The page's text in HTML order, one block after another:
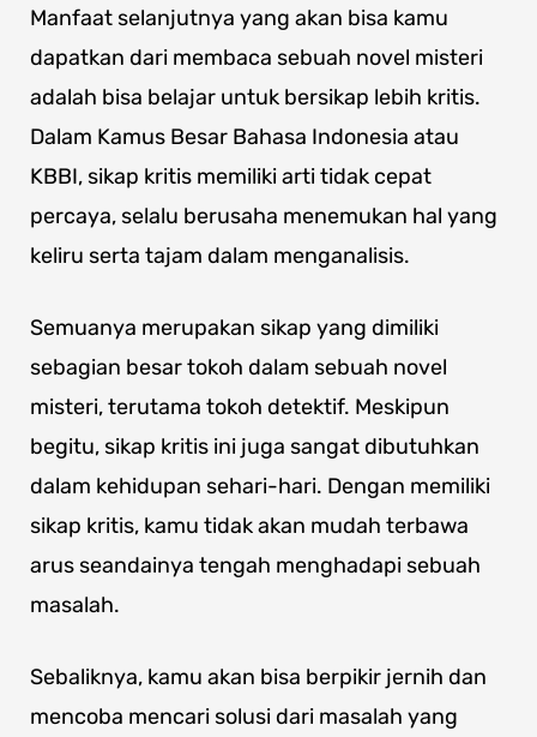
Manfaat selanjutnya yang akan bisa kamu
dapatkan dari membaca sebuah novel misteri
adalah bisa belajar untuk bersikap lebih kritis.
Dalam Kamus Besar Bahasa Indonesia atau
KBBI, sikap kritis memiliki arti tidak cepat
percaya, selalu berusaha menemukan hal yang
keliru serta tajam dalam menganalisis.
Semuanya merupakan sikap yang dimiliki
sebagian besar tokoh dalam sebuah novel
misteri, terutama tokoh detektif. Meskipun
begitu, sikap kritis ini juga sangat dibutuhkan
dalam kehidupan sehari-hari. Dengan memiliki
sikap kritis, kamu tidak akan mudah terbawa
arus seandainya tengah menghadapi sebuah
masalah.
Sebaliknya, kamu akan bisa berpikir jernih dan
mencoba mencari solusi dari masalah yang